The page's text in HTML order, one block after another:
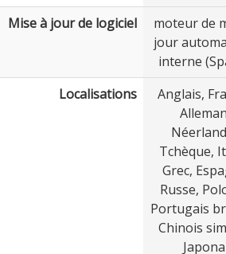
Mise à jour de logiciel
moteur de
jour
interne
Localisations
Anglais,
Tchèque,
Grec,
Russe,
Portugais
Chinois